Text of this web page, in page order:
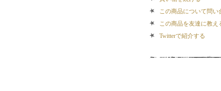
この商品について問い
この商品を友達に教え
Twitterで紹介する